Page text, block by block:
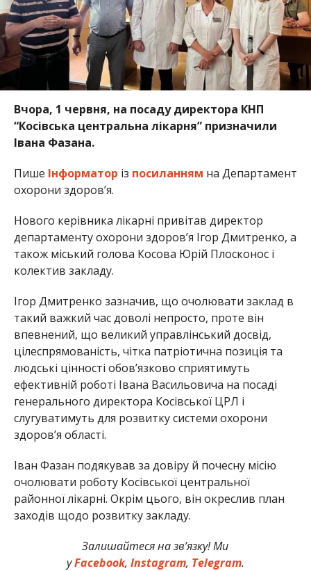
Вчора, 1 червня, на посаду директора КНП
“Косівська центральна лікарня” призначили
Івана Фазана.
Пише Інформатор із посиланням на Департамент
охорони здоров’я.
Нового керівника лікарні привітав директор
департаменту охорони здоров’я Ігор Дмитренко, а
також міський голова Косова Юрій Плосконос і
колектив закладу.
Ігор Дмитренко зазначив, що очолювати заклад в
такий важкий час доволі непросто, проте він
впевнений, що великий управлінський досвід,
цілеспрямованість, чітка патріотична позиція та
людські цінності обов’язково сприятимуть
ефективній роботі Івана Васильовича на посаді
генерального директора Косівської ЦРЛ і
слугуватимуть для розвитку системи охорони
здоров’я області.
Іван Фазан подякував за довіру й почесну місію
очолювати роботу Косівської центральної
районної лікарні. Окрім цього, він окреслив план
заходів щодо розвитку закладу.
Залишайтеся на зв’язку! Ми
уFacebook, Instagram, Telegram.